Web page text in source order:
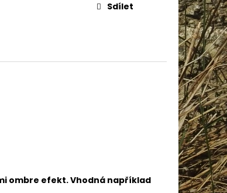
Sdílet
ombre efekt. Vhodná například